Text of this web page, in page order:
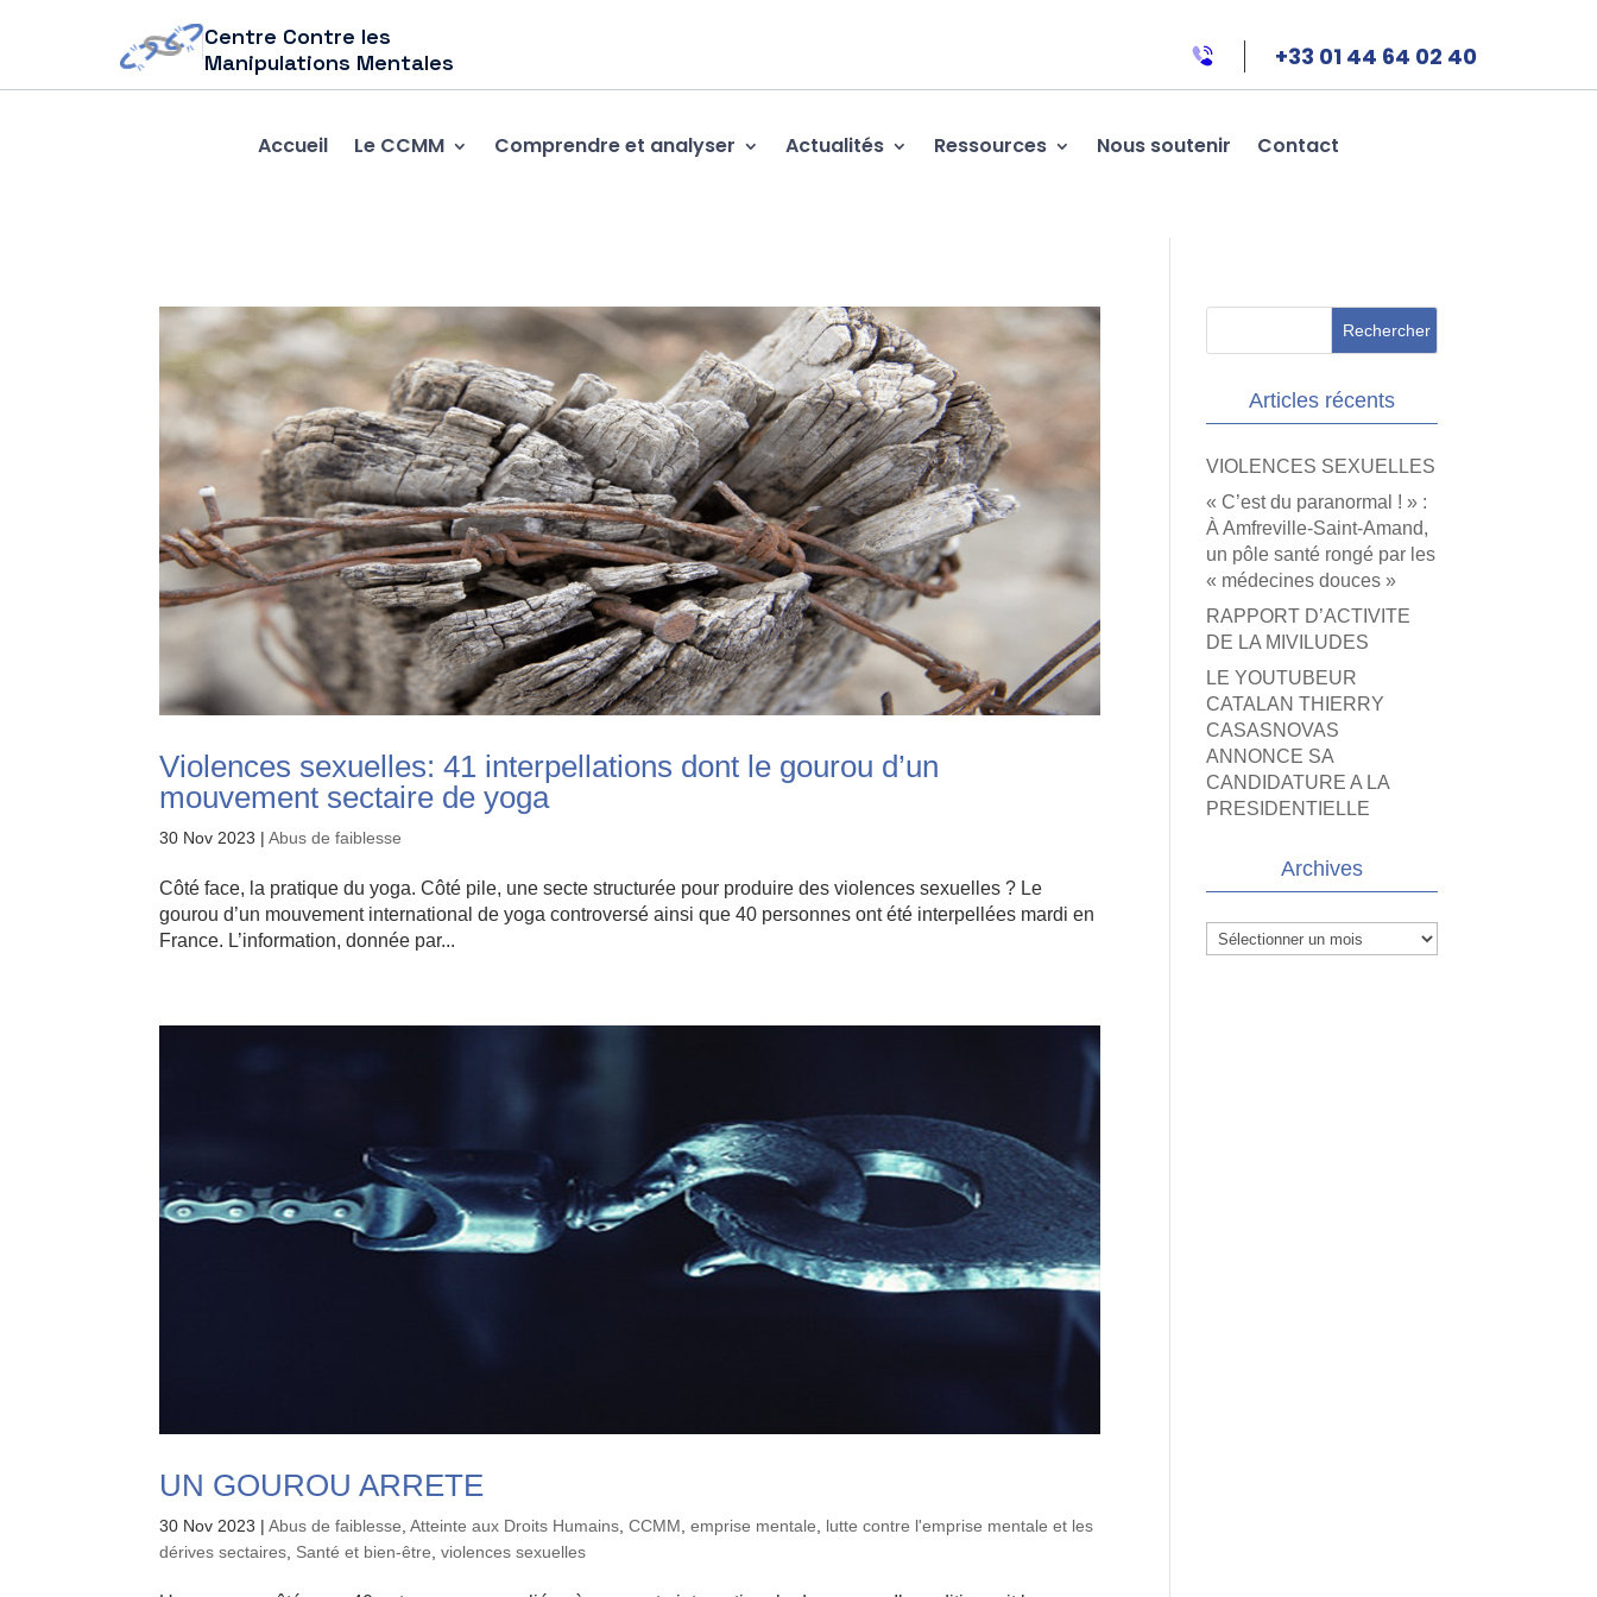
Centre Contre les
Manipulations Mentales
+33 01 44 64 02 40
Accueil Le CCMM Comprendre et analyser Actualités Ressources Nous soutenir Contact
Violences sexuelles: 41 interpellations dont le gourou d’un
mouvement sectaire de yoga
30 Nov 2023 |Abus de faiblesse
Côté face, la pratique du yoga. Côté pile, une secte structurée pour produire des violences sexuelles ? Le
gourou d’un mouvement international de yoga controversé ainsi que 40 personnes ont été interpellées mardi en
France. L’information, donnée par...
UN GOUROU ARRETE
30 Nov 2023 |Abus de faiblesse ,Atteinte aux Droits Humains ,CCMM ,emprise mentale
lutte contre l'emprise mentale et les
dérives sectaires Santé et bien-être ,violences sexuelles
Articles récents
VIOLENCES SEXUELLES
« C’est du paranormal ! » :
À Amfreville-Saint-Amand,
un pôle santé rongé par les
« médecines douces »
RAPPORT D’ACTIVITE
DE LA MIVILUDES
LE YOUTUBEUR
CATALAN THIERRY
CASASNOVAS
ANNONCE SA
CANDIDATURE A LA
PRESIDENTIELLE
Archives
Archives